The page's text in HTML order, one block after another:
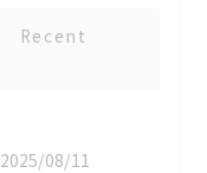
Recent
2025/08/11